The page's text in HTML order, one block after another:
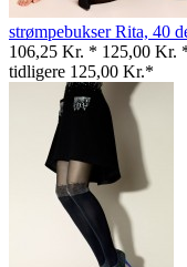
strømpebukser Rita, 40
106,25 Kr. * 125,00 Kr.
tidligere 125,00 Kr.*